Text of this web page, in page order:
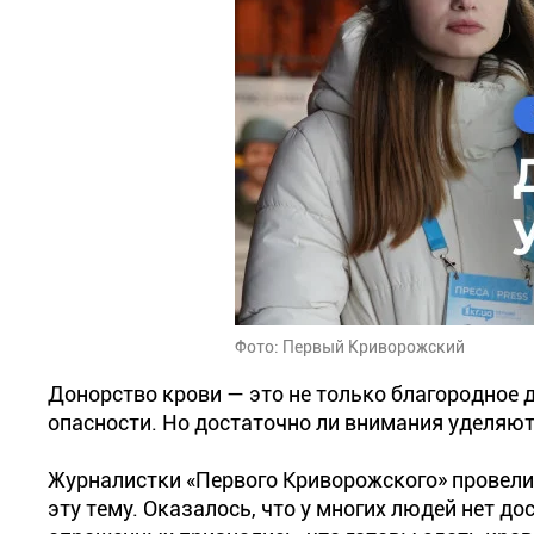
Фото: Первый Криворожский
Донорство крови — это не только
опасности. Но достаточно ли внимания
Журналистки «Первого Криворожского»
эту тему. Оказалось, что у многих людей нет